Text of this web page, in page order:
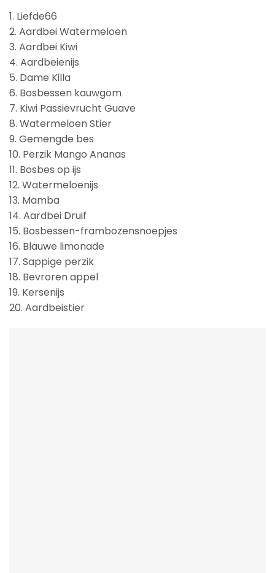
1. Liefde66
2. Aardbei Watermeloen
3. Aardbei Kiwi
4. Aardbeienijs
5. Dame Killa
6. Bosbessen kauwgom
7. Kiwi Passievrucht Guave
8. Watermeloen Stier
9. Gemengde bes
10. Perzik Mango Ananas
11. Bosbes op ijs
12. Watermeloenijs
13. Mamba
14. Aardbei Druif
15. Bosbessen-frambozensnoepjes
16. Blauwe limonade
17. Sappige perzik
18. Bevroren appel
19. Kersenijs
20. Aardbeistier